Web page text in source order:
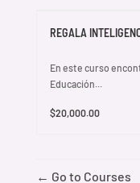
REGALA
En este curso
Educación...
$20,000.00
Go to Courses